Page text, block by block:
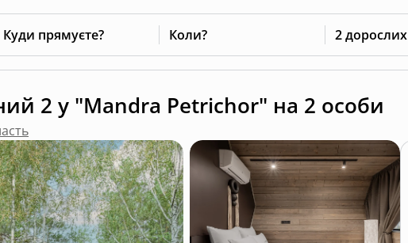
Куди прямуєте? Коли? 2 дорослих
2 у "Mandra Petrichor" на 2 особи